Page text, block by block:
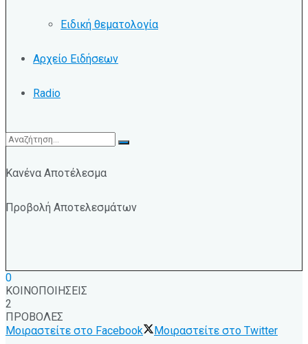
Ειδική θεματολογία
Αρχείο Ειδήσεων
Radio
Κανένα Αποτέλεσμα
Προβολή Αποτελεσμάτων
0
ΚΟΙΝΟΠΟΙΗΣΕΙΣ
2
ΠΡΟΒΟΛΕΣ
Μοιραστείτε στο Facebook
Μοιραστείτε στο Twitter